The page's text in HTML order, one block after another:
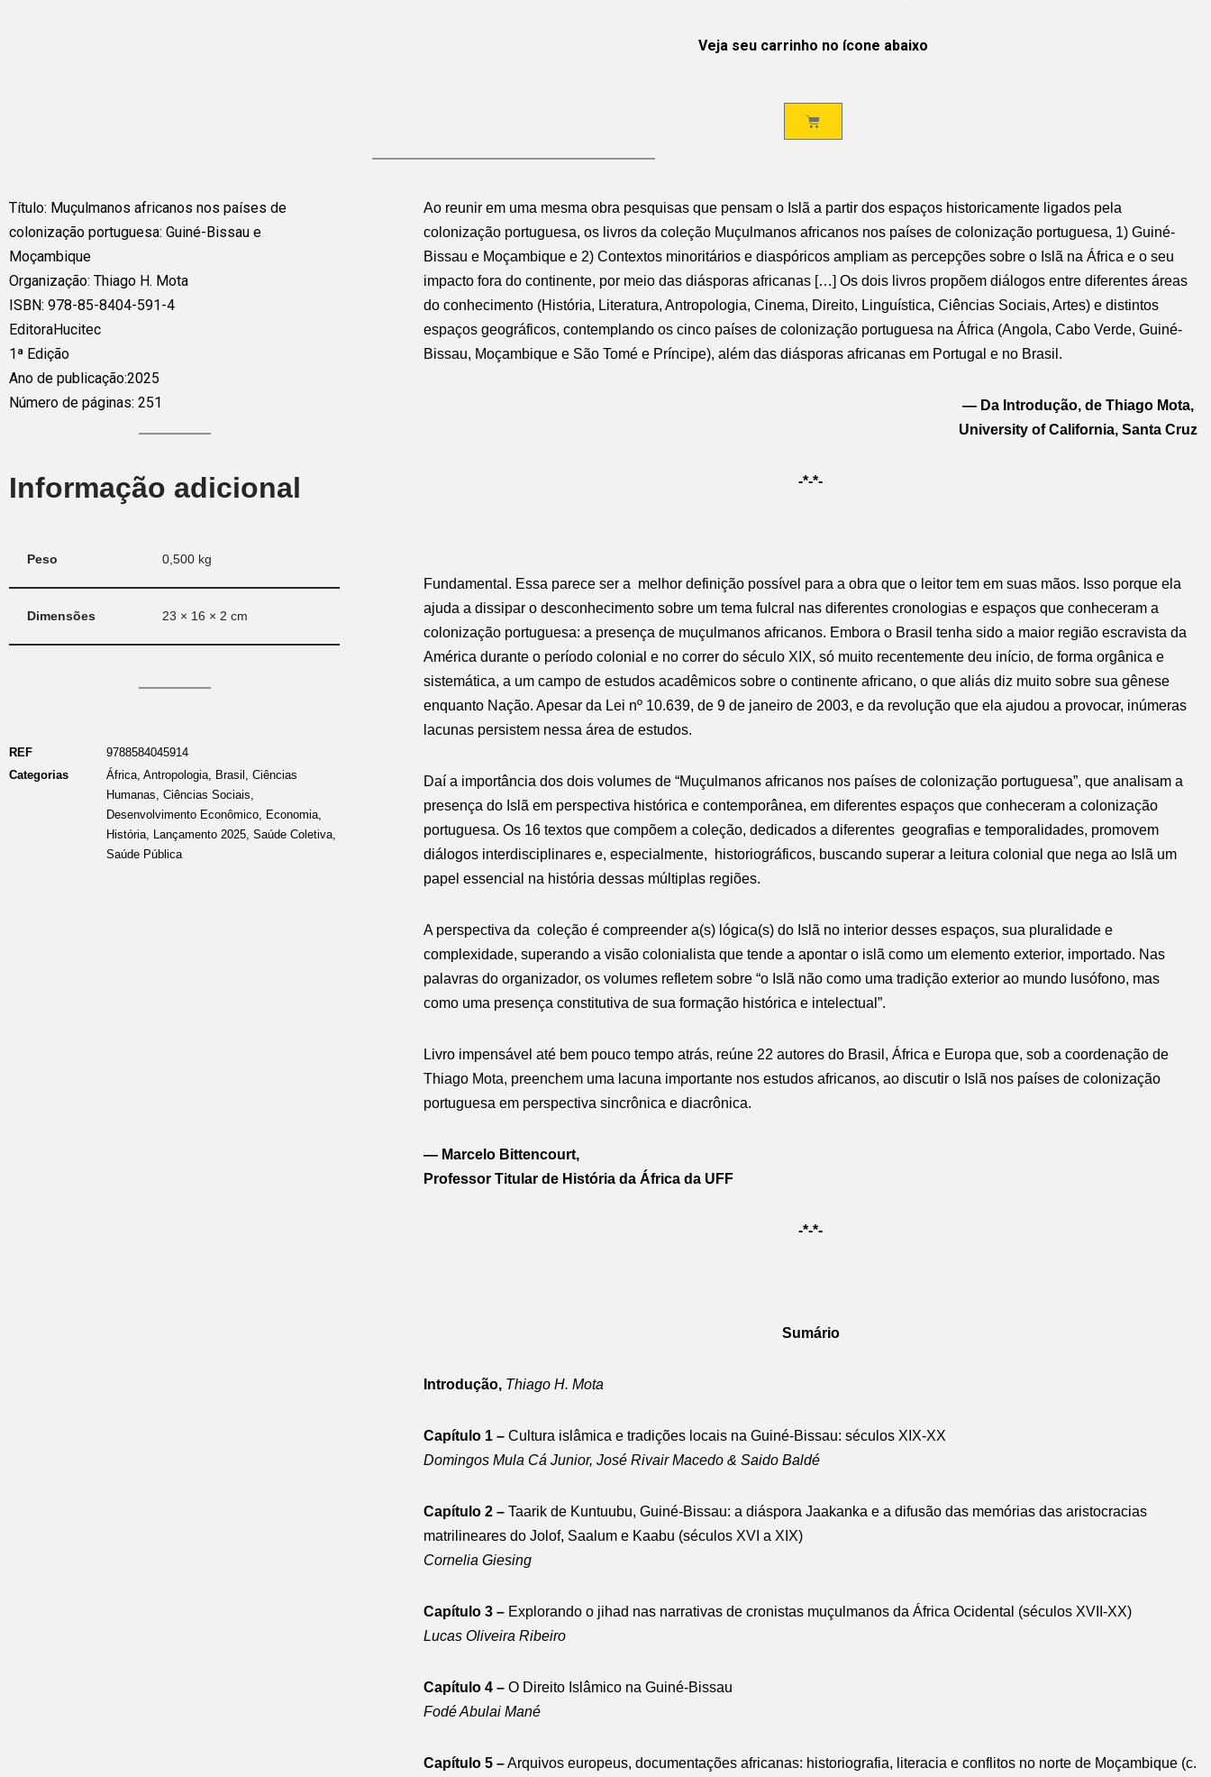
Veja seu carrinho no ícone abaixo
Título: Muçulmanos africanos nos países de
colonização portuguesa: Guiné-Bissau e
Moçambique
Organização: Thiago H. Mota
ISBN: 978-85-8404-591-4
EditoraHucitec
1ª Edição
Ano de publicação:2025
Número de páginas: 251
Informação adicional
Peso 0,500 kg
Dimensões 23 × 16 × 2 cm
REF
9788584045914
Categorias
África Antropologia Brasil
Ciências
Humanas Ciências Sociais
Desenvolvimento Econômico
Economia
História
Lançamento 2025 Saúde Coletiva
Saúde Pública
Ao reunir em uma mesma obra pesquisas que pensam o Islã a partir dos espaços historicamente ligados pela
colonização portuguesa, os livros da coleção Muçulmanos africanos nos países de colonização portuguesa, 1) Guiné-
Bissau e Moçambique e 2) Contextos minoritários e diaspóricos ampliam as percepções sobre o Islã na África e o seu
impacto fora do continente, por meio das diásporas africanas […] Os dois livros propõem diálogos entre diferentes áreas
do conhecimento (História, Literatura, Antropologia, Cinema, Direito, Linguística, Ciências Sociais, Artes) e distintos
espaços geográficos, contemplando os cinco países de colonização portuguesa na África (Angola, Cabo Verde, Guiné-
Bissau, Moçambique e São Tomé e Príncipe), além das diásporas africanas em Portugal e no Brasil.
— Da Introdução, de Thiago Mota,
University of California, Santa Cruz
-*-*-
Fundamental. Essa parece ser a melhor definição possível para a obra que o leitor tem em suas mãos. Isso porque ela
ajuda a dissipar o desconhecimento sobre um tema fulcral nas diferentes cronologias e espaços que conheceram a
colonização portuguesa: a presença de muçulmanos africanos. Embora o Brasil tenha sido a maior região escravista da
América durante o período colonial e no correr do século XIX, só muito recentemente deu início, de forma orgânica e
sistemática, a um campo de estudos acadêmicos sobre o continente africano, o que aliás diz muito sobre sua gênese
enquanto Nação. Apesar da Lei nº 10.639, de 9 de janeiro de 2003, e da revolução que ela ajudou a provocar, inúmeras
lacunas persistem nessa área de estudos.
Daí a importância dos dois volumes de “Muçulmanos africanos nos países de colonização portuguesa”, que analisam a
presença do Islã em perspectiva histórica e contemporânea, em diferentes espaços que conheceram a colonização
portuguesa. Os 16 textos que compõem a coleção, dedicados a diferentes geografias e temporalidades, promovem
diálogos interdisciplinares e, especialmente, historiográficos, buscando superar a leitura colonial que nega ao Islã um
papel essencial na história dessas múltiplas regiões.
A perspectiva da coleção é compreender a(s) lógica(s) do Islã no interior desses espaços, sua pluralidade e
complexidade, superando a visão colonialista que tende a apontar o islã como um elemento exterior, importado. Nas
palavras do organizador, os volumes refletem sobre “o Islã não como uma tradição exterior ao mundo lusófono, mas
como uma presença constitutiva de sua formação histórica e intelectual”.
Livro impensável até bem pouco tempo atrás, reúne 22 autores do Brasil, África e Europa que, sob a coordenação de
Thiago Mota, preenchem uma lacuna importante nos estudos africanos, ao discutir o Islã nos países de colonização
portuguesa em perspectiva sincrônica e diacrônica.
— Marcelo Bittencourt,
Professor Titular de História da África da UFF
-*-*-
Sumário
Introdução, Thiago H. Mota
Capítulo 1 – Cultura islâmica e tradições locais na Guiné-Bissau: séculos XIX-XX
Domingos Mula Cá Junior, José Rivair Macedo & Saido Baldé
Capítulo 2 – Taarik de Kuntuubu, Guiné-Bissau: a diáspora Jaakanka e a difusão das memórias das aristocracias
matrilineares do Jolof, Saalum e Kaabu (séculos XVI a XIX)
Cornelia Giesing
Capítulo 3 – Explorando o jihad nas narrativas de cronistas muçulmanos da África Ocidental (séculos XVII-XX)
Lucas Oliveira Ribeiro
Capítulo 4 – O Direito Islâmico na Guiné-Bissau
Fodé Abulai Mané
Capítulo 5 –Arquivos europeus, documentações africanas: historiografia, literacia e conflitos no norte de Moçambique (c.